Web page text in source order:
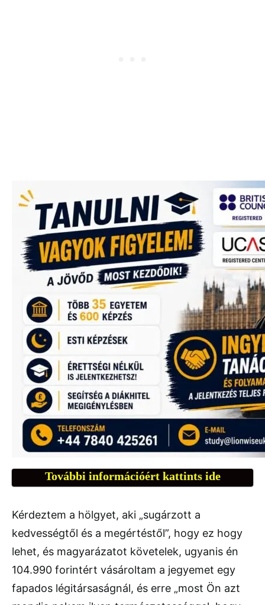
További információért kattints ide
Kérdeztem a hölgyet, aki „sugárzott a
kedvességtől és a megértéstől”, hogy ez hogy
lehet, és magyarázatot követelek, ugyanis én
104.990 forintért vásároltam a jegyemet egy
fapados légitársaságnál, és erre „most Ön azt